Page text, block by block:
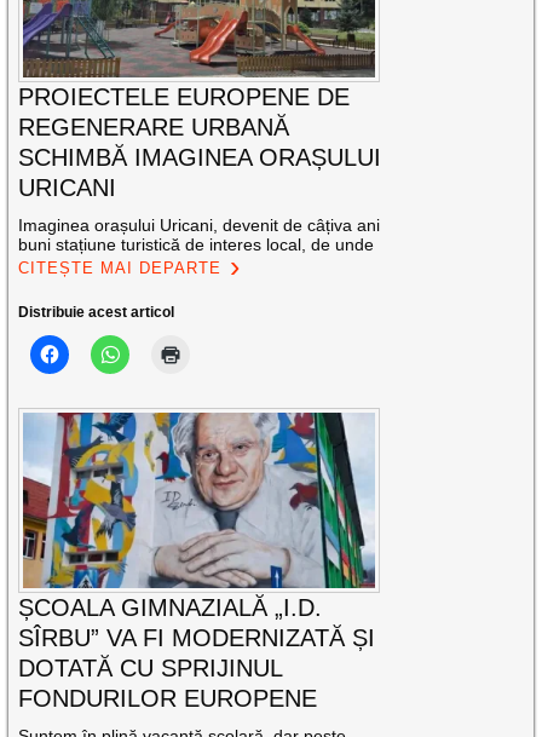
PROIECTELE EUROPENE DE
REGENERARE URBANĂ
SCHIMBĂ IMAGINEA ORAȘULUI
URICANI
Imaginea orașului Uricani, devenit de câțiva ani
buni stațiune turistică de interes local, de unde
CITEȘTE MAI DEPARTE
Distribuie acest articol
ȘCOALA GIMNAZIALĂ „I.D.
SÎRBU” VA FI MODERNIZATĂ ȘI
DOTATĂ CU SPRIJINUL
FONDURILOR EUROPENE